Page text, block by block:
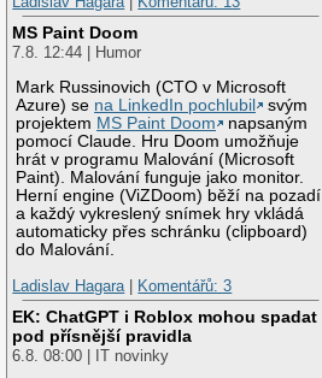
MS Paint Doom
7.8. 12:44 | Humor
Mark Russinovich (CTO v Microsoft
Azure) se na LinkedIn pochlubil
svým
projektem MS Paint Doom
napsaným
pomocí Claude. Hru Doom umožňuje
hrát v programu Malování (Microsoft
Paint). Malování funguje jako monitor.
Herní engine (ViZDoom) běží na pozadí
a každý vykreslený snímek hry vkládá
automaticky přes schránku (clipboard)
do Malování.
Ladislav Hagara
Komentářů: 3
EK: ChatGPT i Roblox mohou spadat
pod přísnější pravidla
6.8. 08:00 | IT novinky